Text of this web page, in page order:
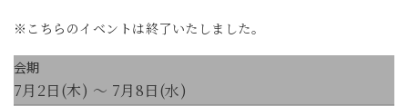
※こちらのイベントは終了いたしました。
会期
7月2日(木) ～ 7月8日(水)